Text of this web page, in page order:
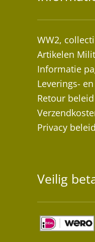
WW2,
Artikelen
Informatie
Leverings-
Retour beleid
Privacy beleid
Veilig